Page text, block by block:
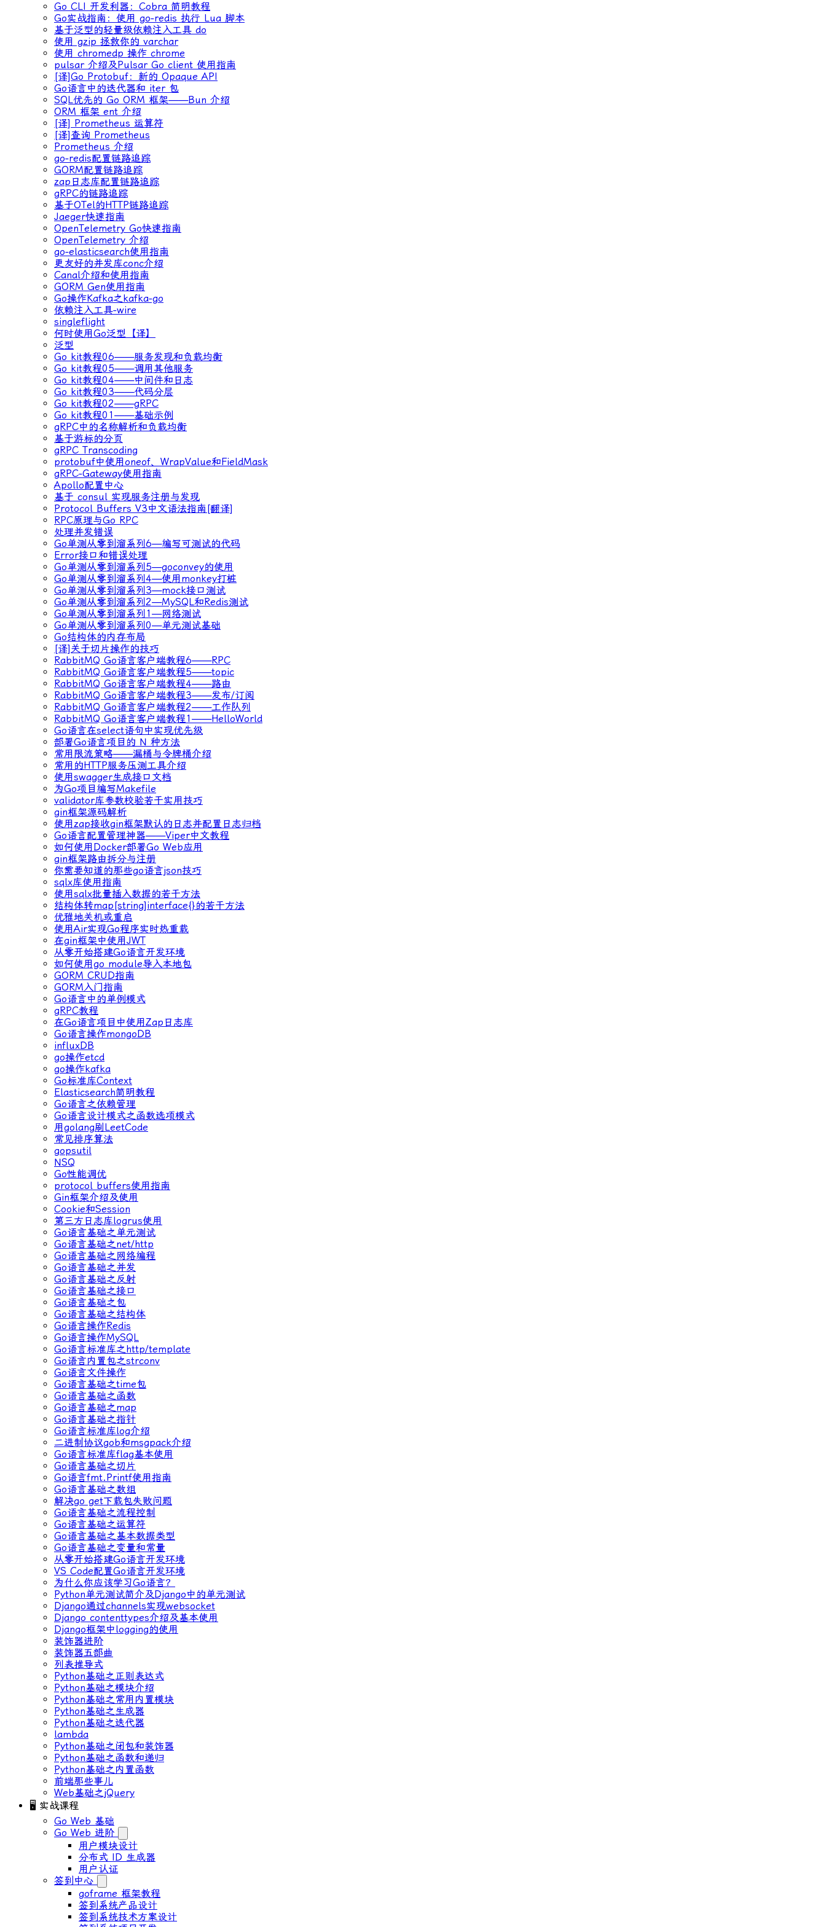
Go CLI 开发利器：Cobra 简明教程
Go实战指南：使用 go-redis 执行 Lua 脚本
基于泛型的轻量级依赖注入工具 do
使用 gzip 拯救你的 varchar
使用 chromedp 操作 chrome
pulsar 介绍及Pulsar Go client 使用指南
[译]Go Protobuf：新的 Opaque API
Go语言中的迭代器和 iter 包
SQL优先的 Go ORM 框架——Bun 介绍
ORM 框架 ent 介绍
[译] Prometheus 运算符
[译]查询 Prometheus
Prometheus 介绍
go-redis配置链路追踪
GORM配置链路追踪
zap日志库配置链路追踪
gRPC的链路追踪
基于OTel的HTTP链路追踪
Jaeger快速指南
OpenTelemetry Go快速指南
OpenTelemetry 介绍
go-elasticsearch使用指南
更友好的并发库conc介绍
Canal介绍和使用指南
GORM Gen使用指南
Go操作Kafka之kafka-go
依赖注入工具-wire
singleflight
何时使用Go泛型【译】
泛型
Go kit教程06——服务发现和负载均衡
Go kit教程05——调用其他服务
Go kit教程04——中间件和日志
Go kit教程03——代码分层
Go kit教程02——gRPC
Go kit教程01——基础示例
gRPC中的名称解析和负载均衡
基于游标的分页
gRPC Transcoding
protobuf中使用oneof、WrapValue和FieldMask
gRPC-Gateway使用指南
Apollo配置中心
基于 consul 实现服务注册与发现
Protocol Buffers V3中文语法指南[翻译]
RPC原理与Go RPC
处理并发错误
Go单测从零到溜系列6—编写可测试的代码
Error接口和错误处理
Go单测从零到溜系列5—goconvey的使用
Go单测从零到溜系列4—使用monkey打桩
Go单测从零到溜系列3—mock接口测试
Go单测从零到溜系列2—MySQL和Redis测试
Go单测从零到溜系列1—网络测试
Go单测从零到溜系列0—单元测试基础
Go结构体的内存布局
[译]关于切片操作的技巧
RabbitMQ Go语言客户端教程6——RPC
RabbitMQ Go语言客户端教程5——topic
RabbitMQ Go语言客户端教程4——路由
RabbitMQ Go语言客户端教程3——发布/订阅
RabbitMQ Go语言客户端教程2——工作队列
RabbitMQ Go语言客户端教程1——HelloWorld
Go语言在select语句中实现优先级
部署Go语言项目的 N 种方法
常用限流策略——漏桶与令牌桶介绍
常用的HTTP服务压测工具介绍
使用swagger生成接口文档
为Go项目编写Makefile
validator库参数校验若干实用技巧
gin框架源码解析
使用zap接收gin框架默认的日志并配置日志归档
Go语言配置管理神器——Viper中文教程
如何使用Docker部署Go Web应用
gin框架路由拆分与注册
你需要知道的那些go语言json技巧
sqlx库使用指南
使用sqlx批量插入数据的若干方法
结构体转map[string]interface{}的若干方法
优雅地关机或重启
使用Air实现Go程序实时热重载
在gin框架中使用JWT
从零开始搭建Go语言开发环境
如何使用go module导入本地包
GORM CRUD指南
GORM入门指南
Go语言中的单例模式
gRPC教程
在Go语言项目中使用Zap日志库
Go语言操作mongoDB
influxDB
go操作etcd
go操作kafka
Go标准库Context
Elasticsearch简明教程
Go语言之依赖管理
Go语言设计模式之函数选项模式
用golang刷LeetCode
常见排序算法
gopsutil
NSQ
Go性能调优
protocol buffers使用指南
Gin框架介绍及使用
Cookie和Session
第三方日志库logrus使用
Go语言基础之单元测试
Go语言基础之net/http
Go语言基础之网络编程
Go语言基础之并发
Go语言基础之反射
Go语言基础之接口
Go语言基础之包
Go语言基础之结构体
Go语言操作Redis
Go语言操作MySQL
Go语言标准库之http/template
Go语言内置包之strconv
Go语言文件操作
Go语言基础之time包
Go语言基础之函数
Go语言基础之map
Go语言基础之指针
Go语言标准库log介绍
二进制协议gob和msgpack介绍
Go语言标准库flag基本使用
Go语言基础之切片
Go语言fmt.Printf使用指南
Go语言基础之数组
解决go get下载包失败问题
Go语言基础之流程控制
Go语言基础之运算符
Go语言基础之基本数据类型
Go语言基础之变量和常量
从零开始搭建Go语言开发环境
VS Code配置Go语言开发环境
为什么你应该学习Go语言？
Python单元测试简介及Django中的单元测试
Django通过channels实现websocket
Django contenttypes介绍及基本使用
Django框架中logging的使用
装饰器进阶
装饰器五部曲
列表推导式
Python基础之正则表达式
Python基础之模块介绍
Python基础之常用内置模块
Python基础之生成器
Python基础之迭代器
lambda
Python基础之闭包和装饰器
Python基础之函数和递归
Python基础之内置函数
前端那些事儿
Web基础之jQuery
🖥 实战课程
Go Web 基础
Go Web 进阶
用户模块设计
分布式 ID ⽣成器
⽤户认证
签到中心
goframe 框架教程
签到系统产品设计
签到系统技术方案设计